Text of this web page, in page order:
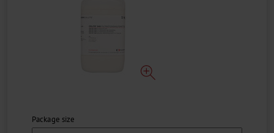
Package size